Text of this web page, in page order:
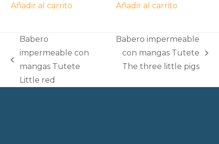
Añadir al carrito
Añadir al carrito
previous
post:
Babero
impermeable con
mangas Tutete
Little red
Babero impermeable
con mangas Tutete
The three little pigs